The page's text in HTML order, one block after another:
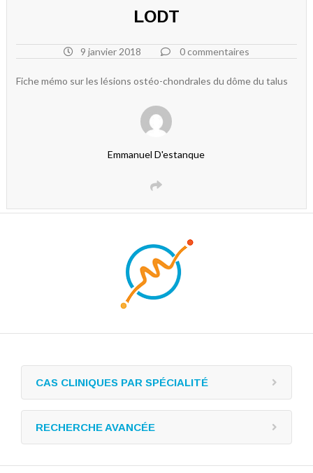
LODT
9 janvier 2018 0 commentaires
Fiche mémo sur les lésions ostéo-chondrales du dôme du talus
Emmanuel D'estanque
CAS CLINIQUES PAR SPÉCIALITÉ
RECHERCHE AVANCÉE